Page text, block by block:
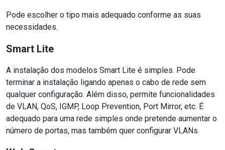
Pode escolher o tipo mais adequado conforme as suas
necessidades.
Smart Lite
A instalação dos modelos Smart Lite é simples. Pode
terminar a instalação ligando apenas o cabo de rede sem
qualquer configuração. Além disso, permite funcionalidades
de VLAN, QoS, IGMP, Loop Prevention, Port Mirror, etc. É
adequado para uma rede simples onde pretende aumentar o
número de portas, mas também quer configurar VLANs.